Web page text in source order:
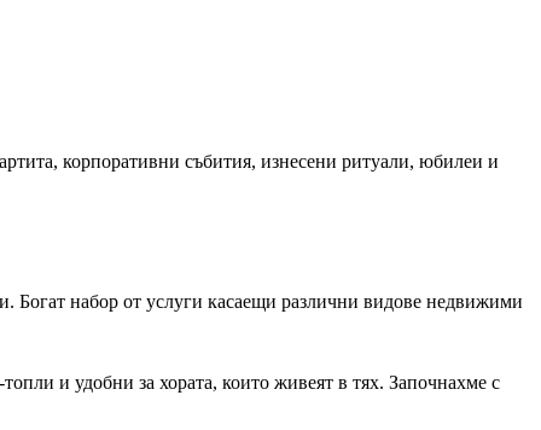
корпоративни събития, изнесени ритуали, юбилеи и
набор от услуги касаещи различни видове недвижими
и удобни за хората, които живеят в тях. Започнахме с